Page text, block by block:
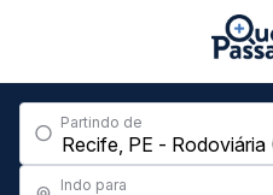
Partindo de
Indo para